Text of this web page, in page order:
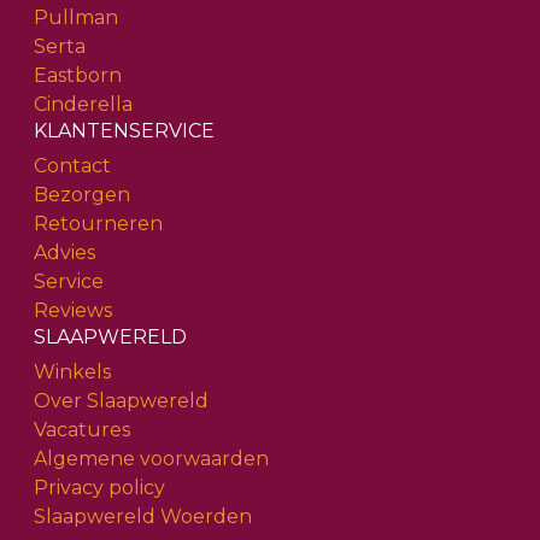
Pullman
Serta
Eastborn
Cinderella
KLANTENSERVICE
Contact
Bezorgen
Retourneren
Advies
Service
Reviews
SLAAPWERELD
Winkels
Over Slaapwereld
Vacatures
Algemene voorwaarden
Privacy policy
Slaapwereld Woerden